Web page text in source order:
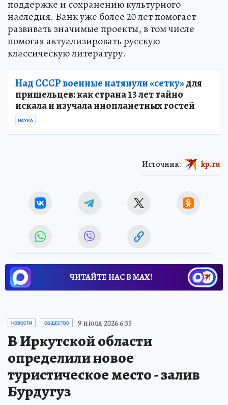
поддержке и сохранению культурного
наследия. Банк уже более 20 лет помогает
развивать значимые проекты, в том числе
помогая актуализировать русскую
классическую литературу.
Над СССР военные натянули «сетку»для
пришельцев: как страна 13 лет тайно
искала и изучала инопланетных гостей
НАУКА
Источник: kp.ru
ЧИТАЙТЕ НАС В МАХ!
НОВОСТИ ОБЩЕСТВО 9 июля 2026 6:35
В Иркутской области
определили новое
туристическое место - залив
Бурдугуз